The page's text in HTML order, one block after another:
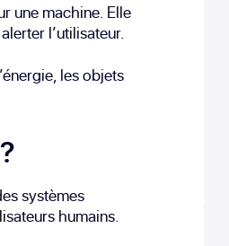
une machine. Elle
l’utilisateur.
les objets
systèmes
humains.